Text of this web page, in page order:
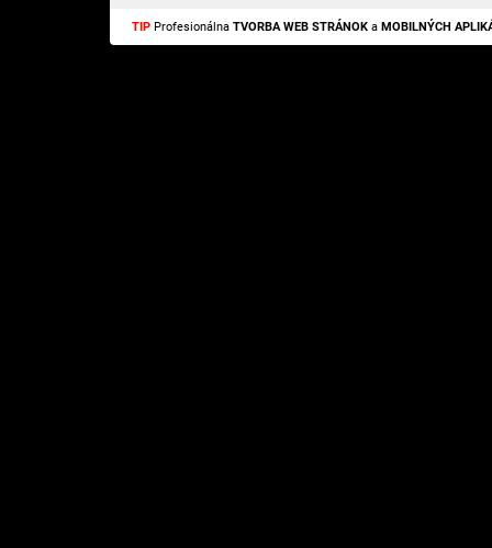
TIP Profesionálna TVORBA WEB STRÁNOK a MOBILNÝCH